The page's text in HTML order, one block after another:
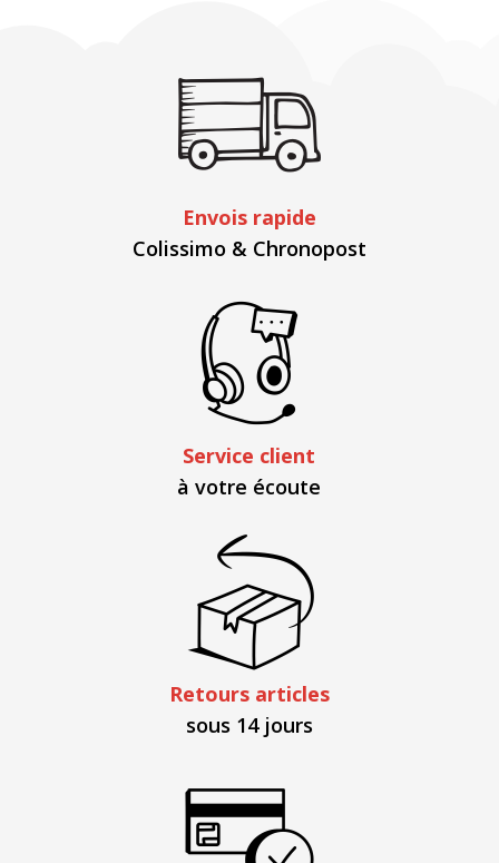
Envois rapide
Colissimo & Chronopost
Service client
à votre écoute
Retours articles
sous 14 jours